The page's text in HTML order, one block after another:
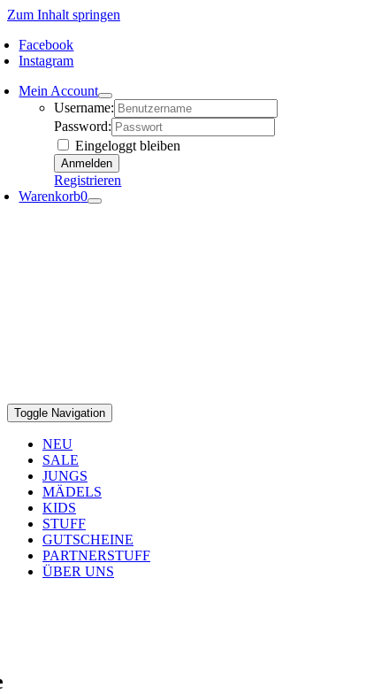
Zum Inhalt springen
Facebook
Instagram
Mein Account
Username:
Password:
Eingeloggt bleiben
Registrieren
Warenkorb0
Toggle Navigation
NEU
SALE
JUNGS
MÄDELS
KIDS
STUFF
GUTSCHEINE
PARTNERSTUFF
ÜBER UNS